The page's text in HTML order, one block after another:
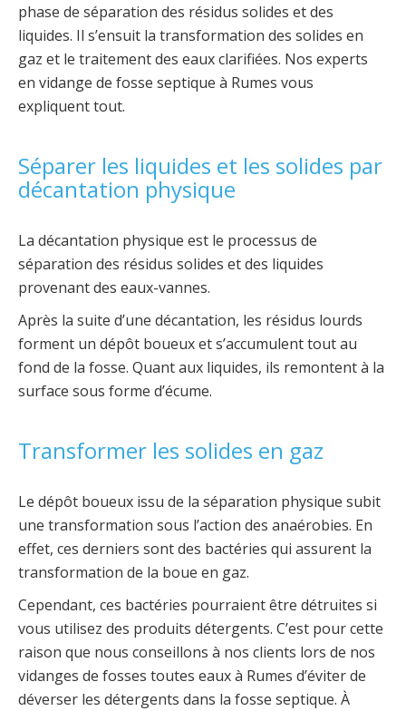
phase de séparation des résidus solides et des
liquides. Il s’ensuit la transformation des solides en
gaz et le traitement des eaux clarifiées. Nos experts
en vidange de fosse septique à Rumes vous
expliquent tout.
Séparer les liquides et les solides par
décantation physique
La décantation physique est le processus de
séparation des résidus solides et des liquides
provenant des eaux-vannes.
Après la suite d’une décantation, les résidus lourds
forment un dépôt boueux et s’accumulent tout au
fond de la fosse. Quant aux liquides, ils remontent à la
surface sous forme d’écume.
Transformer les solides en gaz
Le dépôt boueux issu de la séparation physique subit
une transformation sous l’action des anaérobies. En
effet, ces derniers sont des bactéries qui assurent la
transformation de la boue en gaz.
Cependant, ces bactéries pourraient être détruites si
vous utilisez des produits détergents. C’est pour cette
raison que nous conseillons à nos clients lors de nos
vidanges de fosses toutes eaux à Rumes d’éviter de
déverser les détergents dans la fosse septique. À